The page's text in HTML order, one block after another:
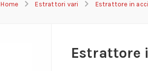
Home Estrattori vari Estrattore in
Estrattore